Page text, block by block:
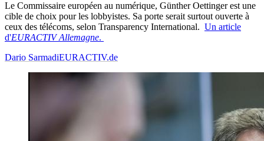
Le Commissaire européen au numérique, Günther Oettinger est une
cible de choix pour les lobbyistes. Sa porte serait surtout ouverte à
ceux des télécoms, selon Transparency International. Un article
d'EURACTIV Allemagne.
Dario SarmadiEURACTIV.de